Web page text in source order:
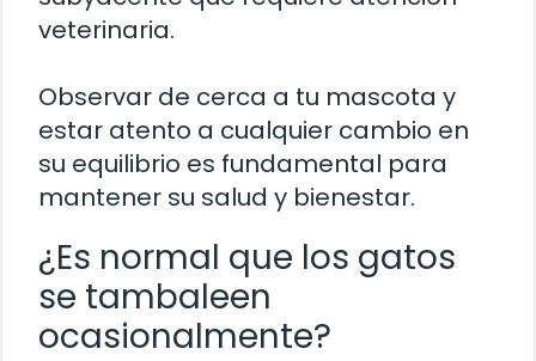
veterinaria.
Observar de cerca a tu mascota y
estar atento a cualquier cambio en
su equilibrio es fundamental para
mantener su salud y bienestar.
¿Es normal que los gatos
se tambaleen
ocasionalmente?